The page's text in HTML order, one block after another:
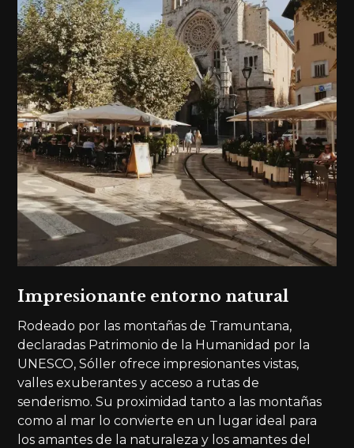
Impresionante entorno natural
Rodeado por las montañas de Tramuntana,
declaradas Patrimonio de la Humanidad por la
UNESCO, Sóller ofrece impresionantes vistas,
valles exuberantes y acceso a rutas de
senderismo. Su proximidad tanto a las montañas
como al mar lo convierte en un lugar ideal para
los amantes de la naturaleza y los amantes del